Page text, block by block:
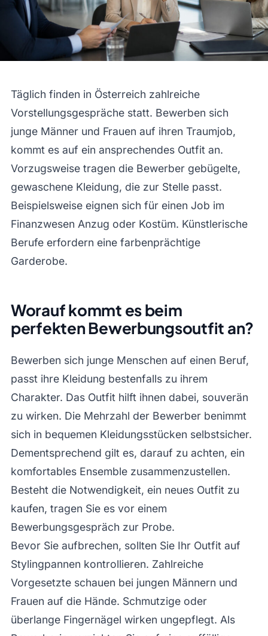
Täglich finden in Österreich zahlreiche
Vorstellungsgespräche statt. Bewerben sich
junge Männer und Frauen auf ihren Traumjob,
kommt es auf ein ansprechendes Outfit an.
Vorzugsweise tragen die Bewerber gebügelte,
gewaschene Kleidung, die zur Stelle passt.
Beispielsweise eignen sich für einen Job im
Finanzwesen Anzug oder Kostüm. Künstlerische
Berufe erfordern eine farbenprächtige
Garderobe.
Worauf kommt es beim
perfekten Bewerbungsoutfit an?
Bewerben sich junge Menschen auf einen Beruf,
passt ihre Kleidung bestenfalls zu ihrem
Charakter. Das Outfit hilft ihnen dabei, souverän
zu wirken. Die Mehrzahl der Bewerber benimmt
sich in bequemen Kleidungsstücken selbstsicher.
Dementsprechend gilt es, darauf zu achten, ein
komfortables Ensemble zusammenzustellen.
Besteht die Notwendigkeit, ein neues Outfit zu
kaufen, tragen Sie es vor einem
Bewerbungsgespräch zur Probe.
Bevor Sie aufbrechen, sollten Sie Ihr Outfit auf
Stylingpannen kontrollieren. Zahlreiche
Vorgesetzte schauen bei jungen Männern und
Frauen auf die Hände. Schmutzige oder
überlange Fingernägel wirken ungepflegt. Als